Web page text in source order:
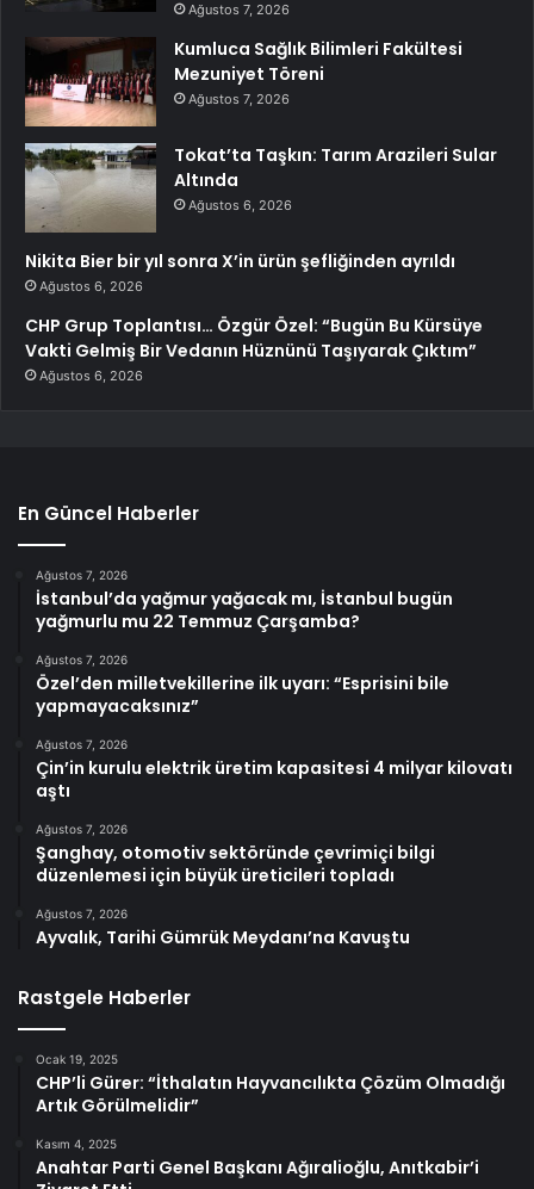
Ağustos 7, 2026
Kumluca Sağlık Bilimleri Fakültesi
Mezuniyet Töreni
Ağustos 7, 2026
Tokat’ta Taşkın: Tarım Arazileri Sular
Altında
Ağustos 6, 2026
Nikita Bier bir yıl sonra X’in ürün şefliğinden ayrıldı
Ağustos 6, 2026
CHP Grup Toplantısı… Özgür Özel: “Bugün Bu Kürsüye
Vakti Gelmiş Bir Vedanın Hüznünü Taşıyarak Çıktım”
Ağustos 6, 2026
En Güncel Haberler
Ağustos 7, 2026
İstanbul’da yağmur yağacak mı, İstanbul bugün
yağmurlu mu 22 Temmuz Çarşamba?
Ağustos 7, 2026
Özel’den milletvekillerine ilk uyarı: “Esprisini bile
yapmayacaksınız”
Ağustos 7, 2026
Çin’in kurulu elektrik üretim kapasitesi 4 milyar kilovatı
aştı
Ağustos 7, 2026
Şanghay, otomotiv sektöründe çevrimiçi bilgi
düzenlemesi için büyük üreticileri topladı
Ağustos 7, 2026
Ayvalık, Tarihi Gümrük Meydanı’na Kavuştu
Rastgele Haberler
Ocak 19, 2025
CHP’li Gürer: “İthalatın Hayvancılıkta Çözüm Olmadığı
Artık Görülmelidir”
Kasım 4, 2025
Anahtar Parti Genel Başkanı Ağıralioğlu, Anıtkabir’i